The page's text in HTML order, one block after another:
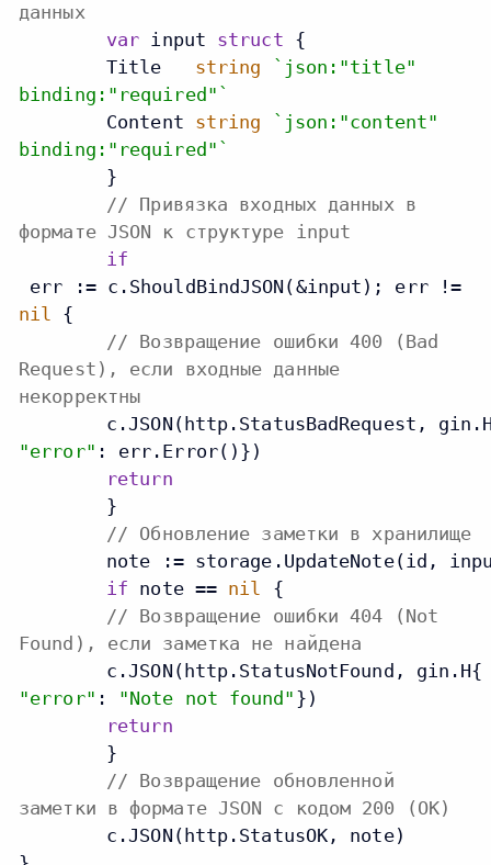
данных
var input struct {
    	Title
string
`json:"title"
binding:"required"`
    	Content
string
`json:"content"
binding:"required"`
// Привязка входных данных в
формате JSON к структуре input
if
err := c.ShouldBindJSON(&input); err !=
nil {
// Возвращение ошибки 400 (Bad
Request), если входные данные
некорректны
c.JSON(http.StatusBadRequest,
"error" : err.Error()})
return
// Обновление заметки в хранилище
if note == nil {
// Возвращение ошибки 404 (Not
Found), если заметка не найдена
    	c.JSON(http.StatusNotFound, gin.H{
"error" : "Note not found" })
return
// Возвращение обновленной
заметки в формате JSON с кодом 200 (OK)